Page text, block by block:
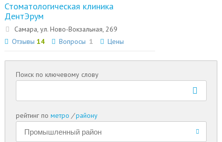
Стоматологическая клиника
ДентЭрум
Самара, ул. Ново-Вокзальная, 269
Отзывы 14 Вопросы 1 Цены
Поиск по ключевому слову
рейтинг пометро / району